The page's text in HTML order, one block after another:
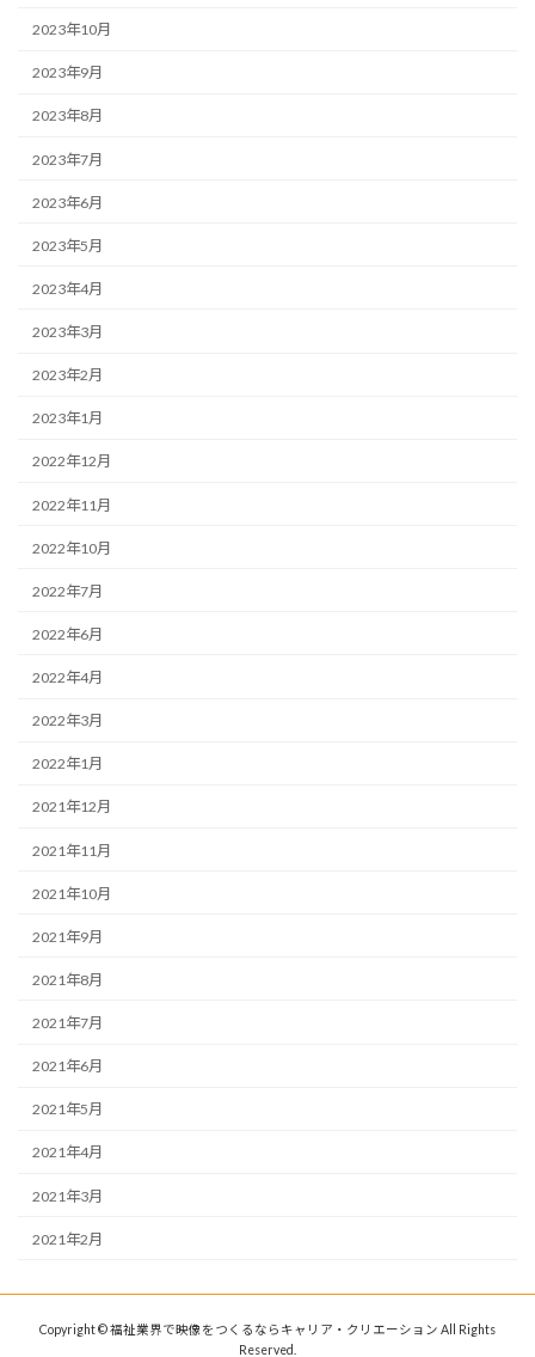
2023年10月
2023年9月
2023年8月
2023年7月
2023年6月
2023年5月
2023年4月
2023年3月
2023年2月
2023年1月
2022年12月
2022年11月
2022年10月
2022年7月
2022年6月
2022年4月
2022年3月
2022年1月
2021年12月
2021年11月
2021年10月
2021年9月
2021年8月
2021年7月
2021年6月
2021年5月
2021年4月
2021年3月
2021年2月
Copyright © 福祉業界で映像をつくるならキャリア・クリエーション All Rights
Reserved.